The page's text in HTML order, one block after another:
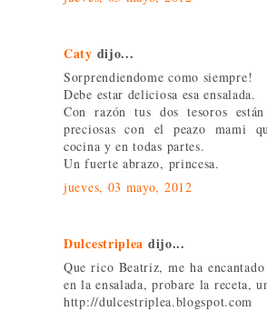
Caty dijo...
Sorprendiendome como siempre!
Debe estar deliciosa esa ensalada.
Con razón tus dos tesoros
preciosas con el peazo mami
cocina y en todas partes.
Un fuerte abrazo, princesa.
jueves, 03 mayo, 2012
Dulcestriplea dijo...
Que rico Beatriz, me ha
en la ensalada, probare la receta,
http://dulcestriplea.blogspot.com